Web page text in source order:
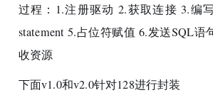
过程：1.注册驱动 2.获取连接 3.编
statement 5.占位符赋值 6.发送SQL语
收资源
下面v1.0和v2.0针对128进行封装